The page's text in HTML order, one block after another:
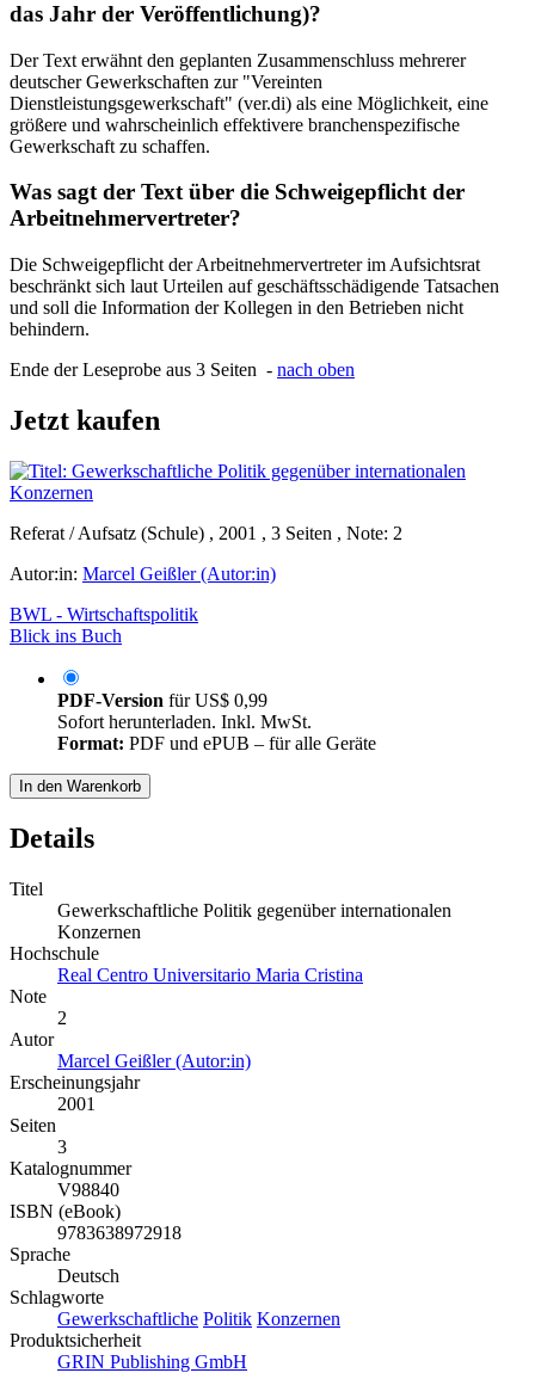
das Jahr der Veröffentlichung)?
Der Text erwähnt den geplanten Zusammenschluss mehrerer
deutscher Gewerkschaften zur "Vereinten
Dienstleistungsgewerkschaft" (ver.di) als eine Möglichkeit, eine
größere und wahrscheinlich effektivere branchenspezifische
Gewerkschaft zu schaffen.
Was sagt der Text über die Schweigepflicht der
Arbeitnehmervertreter?
Die Schweigepflicht der Arbeitnehmervertreter im Aufsichtsrat
beschränkt sich laut Urteilen auf geschäftsschädigende Tatsachen
und soll die Information der Kollegen in den Betrieben nicht
behindern.
Ende der Leseprobe aus 3 Seiten - nach oben
Jetzt kaufen
Referat / Aufsatz (Schule) , 2001 , 3 Seiten , Note: 2
Autor:in: Marcel Geißler (Autor:in)
BWL - Wirtschaftspolitik
Blick ins Buch
PDF-Version fürUS$ 0,99
Sofort herunterladen. Inkl. MwSt.
Format: PDF und ePUB – für alle Geräte
In den Warenkorb
Details
Titel
Gewerkschaftliche Politik gegenüber internationalen
Konzernen
Hochschule
Real Centro Universitario Maria Cristina
Note
2
Autor
Marcel Geißler (Autor:in)
Erscheinungsjahr
2001
Seiten
3
Katalognummer
V98840
ISBN (eBook)
9783638972918
Sprache
Deutsch
Schlagworte
Gewerkschaftliche Politik Konzernen
Produktsicherheit
GRIN Publishing GmbH